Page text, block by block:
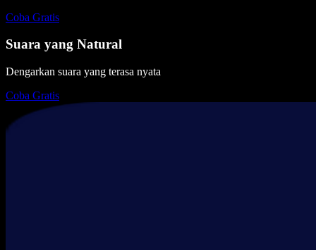
Coba Gratis
Suara yang Natural
Dengarkan suara yang terasa nyata
Coba Gratis